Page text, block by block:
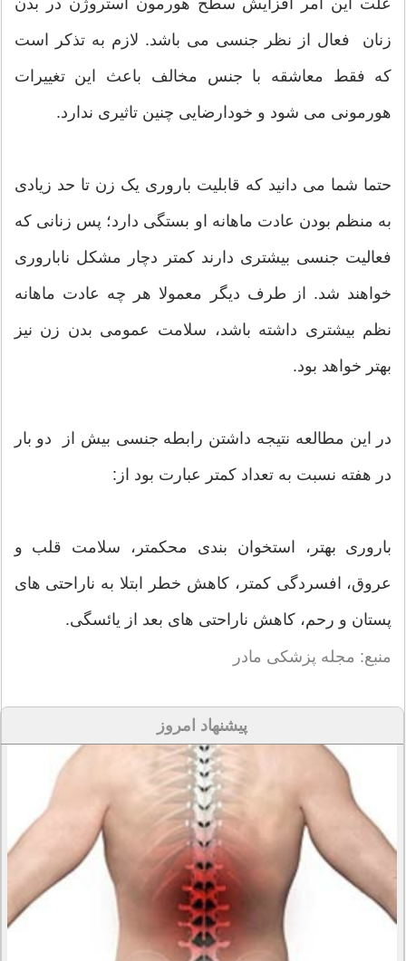
زنان فعال از نظر جنسی می باشد. لازم به تذکر است
که فقط معاشقه با جنس مخالف باعث این تغییرات
هورمونی می شود و خودارضایی چنین تاثیری ندارد.
حتما شما می دانید که قابلیت باروری یک زن تا حد زیادی
به منظم بودن عادت ماهانه او بستگی دارد؛ پس زنانی که
فعالیت جنسی بیشتری دارند کمتر دچار مشکل ناباروری
خواهند شد. از طرف دیگر معمولا هر چه عادت ماهانه
نظم بیشتری داشته باشد، سلامت عمومی بدن زن نیز
بهتر خواهد بود.
در این مطالعه نتیجه داشتن رابطه جنسی بیش از دو بار
در هفته نسبت به تعداد کمتر عبارت بود از:
باروری بهتر، استخوان بندی محکمتر، سلامت قلب و
عروق، افسردگی کمتر، کاهش خطر ابتلا به ناراحتی های
پستان و رحم، کاهش ناراحتی های بعد از یائسگی.
منبع: مجله پزشکی مادر
پیشنهاد امروز